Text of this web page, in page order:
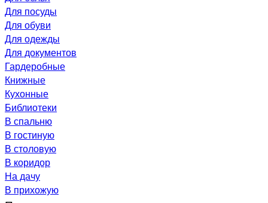
Для посуды
Для обуви
Для одежды
Для документов
Гардеробные
Книжные
Кухонные
Библиотеки
В спальню
В гостиную
В столовую
В коридор
На дачу
В прихожую